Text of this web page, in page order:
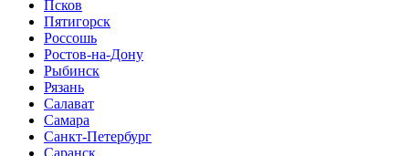
Псков
Пятигорск
Россошь
Ростов-на-Дону
Рыбинск
Рязань
Салават
Самара
Санкт-Петербург
Саранск